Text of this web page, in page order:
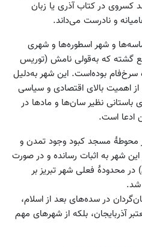
کسروی در کتاب آذری یا زبان
و نادرست می‌داند.
و شهر اسطوره‌ها و شهری
گشته که به‌قولی نامش (توریس
سرخ‌فام بوده‌است. این شهر به‌دلیل
اهمیت بالای اقتصادی و سیاسی
نظیر سان‌ها و مادها در
ادعا است.
محوطهٔ مسجد کبود وجود تمدن و
ساله را در این شهر به اثبات رسانده و در صورت
محدودهٔ فعلی شهر تبریز بر
شد.
در سده‌های بعد از اسلام،
آذربایجان، بلکه از شهرهای مهم